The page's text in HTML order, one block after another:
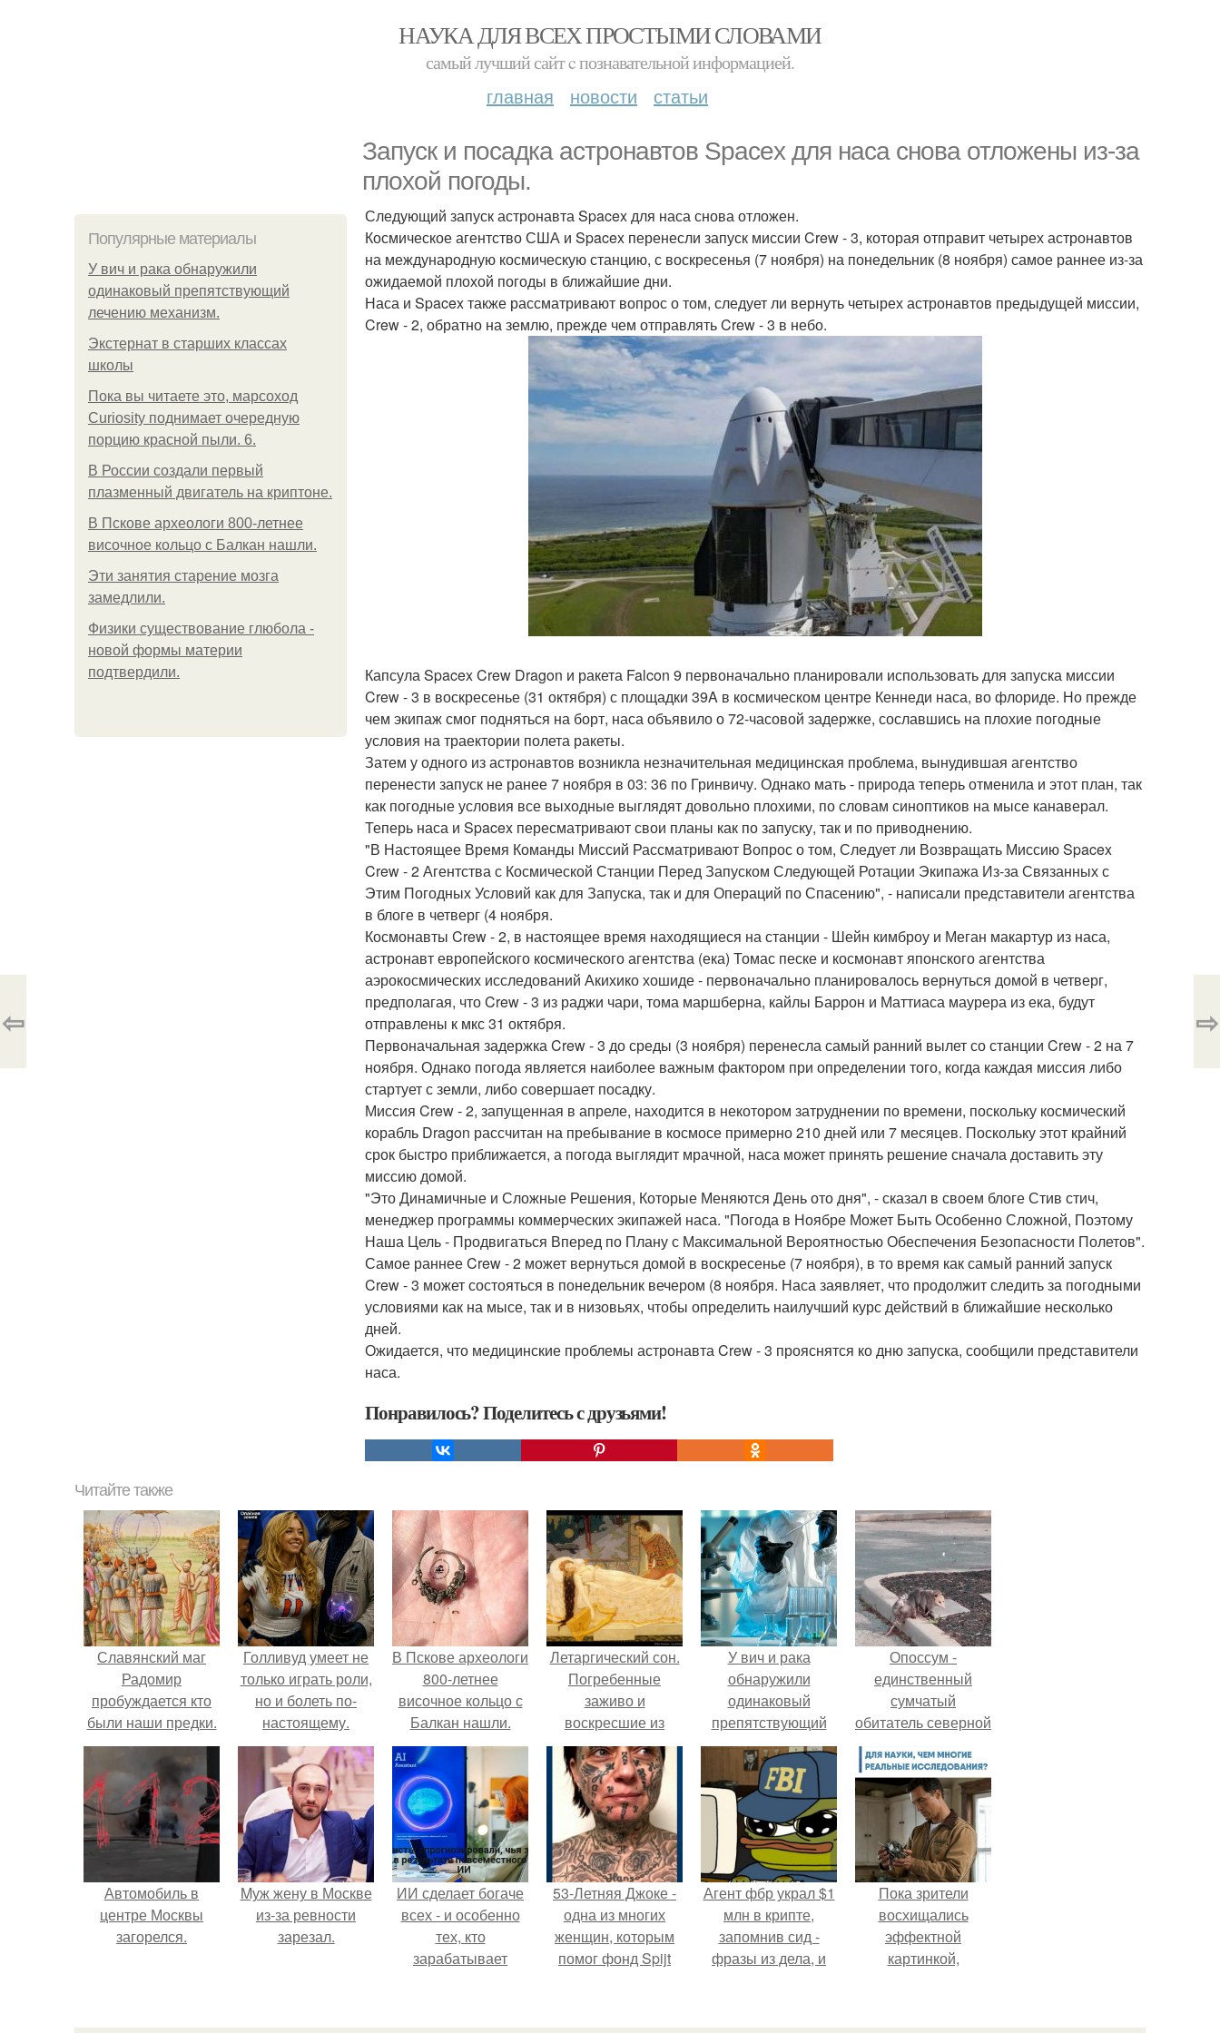
НАУКА ДЛЯ ВСЕХ ПРОСТЫМИ СЛОВАМИ
самый лучший сайт c познавательной информацией.
главная новости статьи
Запуск и посадка астронавтов Spacex для наса снова отложены из-за
плохой погоды.
Популярные материалы
У вич и рака обнаружили
одинаковый препятствующий
лечению механизм.
Экстернат в старших классах
школы
Пока вы читаете это, марсоход
Curiosity поднимает очередную
порцию красной пыли. 6.
В России создали первый
плазменный двигатель на криптоне.
В Пскове археологи 800-летнее
височное кольцо с Балкан нашли.
Эти занятия старение мозга
замедлили.
Физики существование глюбола -
новой формы материи
подтвердили.
Следующий запуск астронавта Spacex для наса снова отложен.
Космическое агентство США и Spacex перенесли запуск миссии Crew - 3, которая отправит четырех астронавтов
на международную космическую станцию, с воскресенья (7 ноября) на понедельник (8 ноября) самое раннее из-за
ожидаемой плохой погоды в ближайшие дни.
Наса и Spacex также рассматривают вопрос о том, следует ли вернуть четырех астронавтов предыдущей миссии,
Crew - 2, обратно на землю, прежде чем отправлять Crew - 3 в небо.
Капсула Spacex Crew Dragon и ракета Falcon 9 первоначально планировали использовать для запуска миссии
Crew - 3 в воскресенье (31 октября) с площадки 39A в космическом центре Кеннеди наса, во флориде. Но прежде
чем экипаж смог подняться на борт, наса объявило о 72-часовой задержке, сославшись на плохие погодные
условия на траектории полета ракеты.
Затем у одного из астронавтов возникла незначительная медицинская проблема, вынудившая агентство
перенести запуск не ранее 7 ноября в 03: 36 по Гринвичу. Однако мать - природа теперь отменила и этот план, так
как погодные условия все выходные выглядят довольно плохими, по словам синоптиков на мысе канаверал.
Теперь наса и Spacex пересматривают свои планы как по запуску, так и по приводнению.
"В Настоящее Время Команды Миссий Рассматривают Вопрос о том, Следует ли Возвращать Миссию Spacex
Crew - 2 Агентства с Космической Станции Перед Запуском Следующей Ротации Экипажа Из-за Связанных с
Этим Погодных Условий как для Запуска, так и для Операций по Спасению", - написали представители агентства
в блоге в четверг (4 ноября.
Космонавты Crew - 2, в настоящее время находящиеся на станции - Шейн кимброу и Меган макартур из наса,
астронавт европейского космического агентства (ека) Томас песке и космонавт японского агентства
аэрокосмических исследований Акихико хошиде - первоначально планировалось вернуться домой в четверг,
предполагая, что Crew - 3 из раджи чари, тома маршберна, кайлы Баррон и Маттиаса маурера из ека, будут
отправлены к мкс 31 октября.
Первоначальная задержка Crew - 3 до среды (3 ноября) перенесла самый ранний вылет со станции Crew - 2 на 7
ноября. Однако погода является наиболее важным фактором при определении того, когда каждая миссия либо
стартует с земли, либо совершает посадку.
Миссия Crew - 2, запущенная в апреле, находится в некотором затруднении по времени, поскольку космический
корабль Dragon рассчитан на пребывание в космосе примерно 210 дней или 7 месяцев. Поскольку этот крайний
срок быстро приближается, а погода выглядит мрачной, наса может принять решение сначала доставить эту
миссию домой.
"Это Динамичные и Сложные Решения, Которые Меняются День ото дня", - сказал в своем блоге Стив стич,
менеджер программы коммерческих экипажей наса. "Погода в Ноябре Может Быть Особенно Сложной, Поэтому
Наша Цель - Продвигаться Вперед по Плану с Максимальной Вероятностью Обеспечения Безопасности Полетов".
Самое раннее Crew - 2 может вернуться домой в воскресенье (7 ноября), в то время как самый ранний запуск
Crew - 3 может состояться в понедельник вечером (8 ноября. Наса заявляет, что продолжит следить за погодными
условиями как на мысе, так и в низовьях, чтобы определить наилучший курс действий в ближайшие несколько
дней.
Ожидается, что медицинские проблемы астронавта Crew - 3 прояснятся ко дню запуска, сообщили представители
наса.
Понравилось? Поделитесь с друзьями!
⇦ ⇨
Читайте также
Славянский маг
Радомир
пробуждается кто
были наши предки.
Кем были наши
предки?
Голливуд умеет не
только играть роли,
но и болеть по-
настоящему.
В Пскове археологи
800-летнее
височное кольцо с
Балкан нашли.
Летаргический сон.
Погребенные
заживо и
воскресшие из
мертвых.
У вич и рака
обнаружили
одинаковый
препятствующий
лечению механизм.
Опоссум -
единственный
сумчатый
обитатель северной
Автомобиль в
центре Москвы
загорелся.
Mуж жену в Москве
из-за ревности
зарезал.
ИИ сделает богаче
всех - и особенно
тех, кто
зарабатывает
53-Летняя Джоке -
одна из многих
женщин, которым
помог фонд Spijt
Роттердаме.
Агент фбр украл $1
млн в крипте,
запомнив сид -
фразы из дела, и
потратить.
Пока зрители
восхищались
эффектной
картинкой,
построили одну из